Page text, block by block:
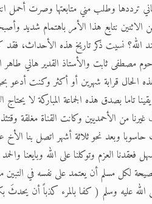
ترددها وطلب مني متابعتها وصرت أحمل
الاثنين نتابع هذا الأمر باهتمام شديد
مصطفى ثابت والأستاذ القدير
الحال قرابة شهرين أو أكثر وكنت أدعو
يقينا تاما بصدق هذه الجماعة المباركة لا
من الأحمديين وكانت القناة مغلقة
وبعد نحو ثلاثة أشهر اتصل بنا الأخ
فعقدنا العزم وتوكلنا على الله وبايعنا
لكل مسلم أن يعتمد على نفسه في
الله عليه وسلم ( كفا بالمرء كذباً أن